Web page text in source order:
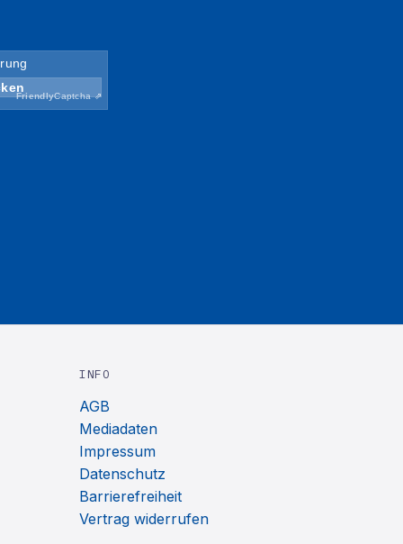
INFO
AGB
Mediadaten
Impressum
Datenschutz
Barrierefreiheit
Vertrag widerrufen